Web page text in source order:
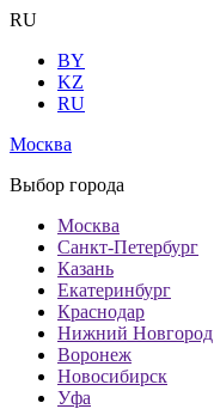
RU
BY
KZ
RU
Москва
Выбор города
Москва
Санкт-Петербург
Казань
Екатеринбург
Краснодар
Нижний Новгород
Воронеж
Новосибирск
Уфа